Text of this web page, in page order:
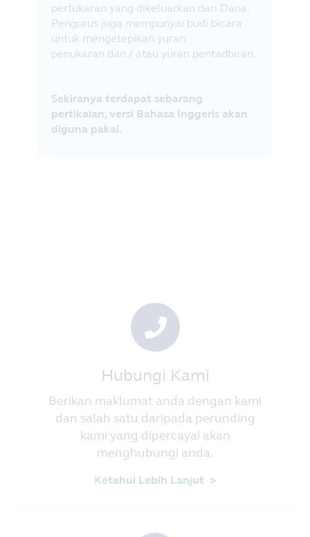
pertukaran yang dikeluarkan dari Dana.
Pengurus juga mempunyai budi bicara
untuk mengetepikan yuran
penukaran dan / atau yuran pentadbiran.
Sekiranya terdapat sebarang
pertikaian, versi Bahasa Inggeris akan
diguna pakai.
Hubungi Kami
Berikan maklumat anda dengan kami
dan salah satu daripada perunding
kami yang dipercayai akan
menghubungi anda.
Ketahui Lebih Lanjut >